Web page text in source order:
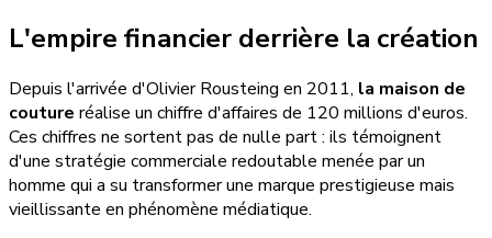
L'empire financier derrière la création
Depuis l'arrivée d'Olivier Rousteing en 2011, la maison de
couture réalise un chiffre d'affaires de 120 millions d'euros.
Ces chiffres ne sortent pas de nulle part : ils témoignent
d'une stratégie commerciale redoutable menée par un
homme qui a su transformer une marque prestigieuse mais
vieillissante en phénomène médiatique.